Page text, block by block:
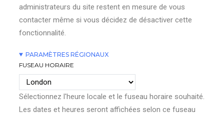
administrateurs du site restent en mesure de vous
contacter même si vous décidez de désactiver cette
fonctionnalité.
PARAMÈTRES RÉGIONAUX
FUSEAU HORAIRE
Sélectionnez l'heure locale et le fuseau horaire souhaité.
Les dates et heures seront affichées selon ce fuseau